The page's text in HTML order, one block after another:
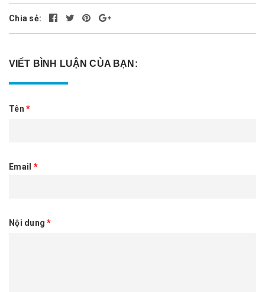
Chia sẻ:
VIẾT BÌNH LUẬN CỦA BẠN:
Tên *
Email *
Nội dung*